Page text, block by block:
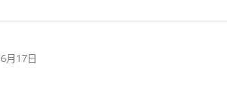
月17日